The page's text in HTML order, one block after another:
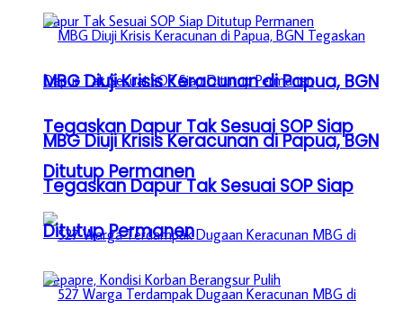
MBG Diuji Krisis Keracunan di Papua, BGN
Tegaskan Dapur Tak Sesuai SOP Siap
Ditutup Permanen
MBG Diuji Krisis Keracunan di Papua, BGN
Tegaskan Dapur Tak Sesuai SOP Siap
Ditutup Permanen